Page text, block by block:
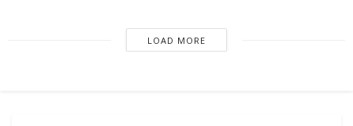
LOAD MORE